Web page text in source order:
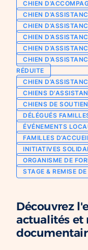
Chien
épileptique
CHIENS À
Chien
social
Chien
Chien
Je deviens
Ils nous
Je m’engage /
Je lance une
J’engage mes
CHIEN
CHIEN
CHIEN
CHIEN
CHIEN
CHIEN
RÉDUITE
CHIEN
CHIENS
CHIENS DE SOUTIEN
DÉLÉGUÉS
ÉVÉNEMENTS
FAMILLES
INITIATIVES
ORGANISME DE
STAGE & REMISE
Découvrez
actualités et